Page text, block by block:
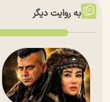
به روایت دیگر